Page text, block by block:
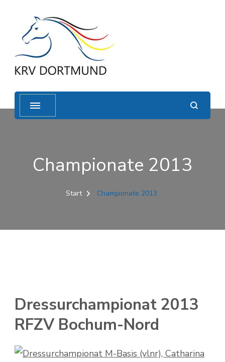
Championate 2013
Start Championate 2013
Dressurchampionat 2013
RFZV Bochum-Nord